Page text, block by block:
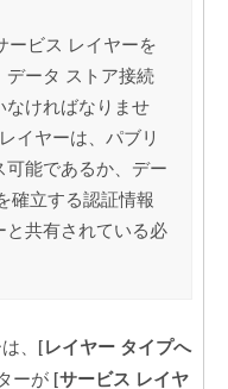
ービス レイヤーを
データ ストア接続
なければなりませ
イヤーは、パブリ
可能であるか、デー
確立する認証情報
と共有されている必
、 [レイヤー タイプへ
ーが [サービス レイヤ